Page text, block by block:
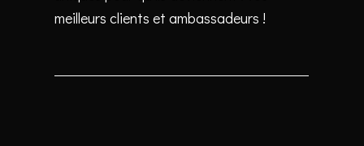
meilleurs clients et ambassadeurs !